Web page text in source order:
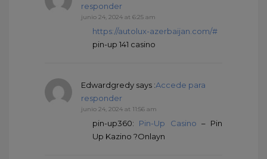
responder
junio 24, 2024 at 6:25 am
https://autolux-azerbaijan.com/#
pin-up 141 casino
Edwardgredy says :Accede para
responder
junio 24, 2024 at 11:56 am
pin-up360: Pin-Up Casino – Pin
Up Kazino ?Onlayn